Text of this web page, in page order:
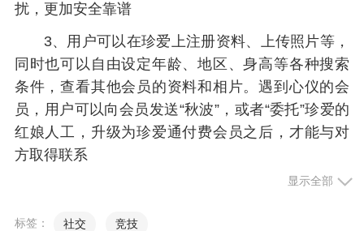
扰，更加安全靠谱
3、用户可以在珍爱上注册资料、上传照片等，
同时也可以自由设定年龄、地区、身高等各种搜索
条件，查看其他会员的资料和相片。遇到心仪的会
员，用户可以向会员发送“秋波”，或者“委托”珍爱的
红娘人工，升级为珍爱通付费会员之后，才能与对
方取得联系
4、真实：实名身份认证+严格资料审核，只为
显示全部
标签： 社交 竞技